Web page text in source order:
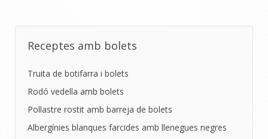
Receptes amb bolets
Truita de botifarra i bolets
Rodó vedella amb bolets
Pollastre rostit amb barreja de bolets
Albergínies blanques farcides amb llenegues negres